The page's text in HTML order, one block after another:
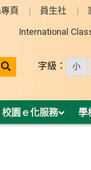
頁 員生社
International
送出 字級： 小
校園ｅ化服務 學